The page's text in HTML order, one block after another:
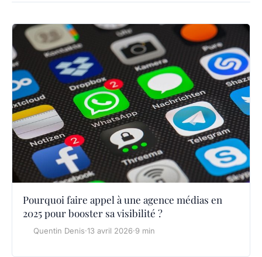
Pourquoi faire appel à une agence médias en
2025 pour booster sa visibilité ?
Quentin Denis·13 avril 2026·9 min